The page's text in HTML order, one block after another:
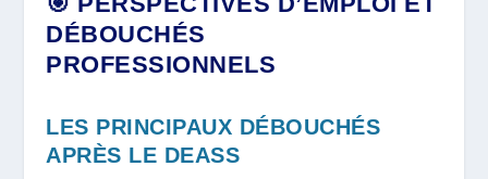
DÉBOUCHÉS
PROFESSIONNELS
LES PRINCIPAUX DÉBOUCHÉS
APRÈS LE DEASS